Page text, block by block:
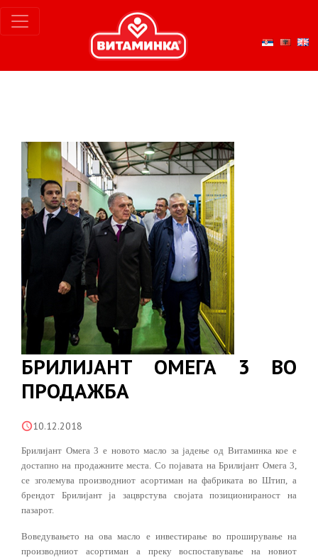
БРИЛИЈАНТ ОМЕГА 3 ВО
ПРОДАЖБА
10.12.2018
Брилијант Омега 3 е новото масло за јадење од Витаминка кое е
достапно на продажните места. Со појавата на Брилијант Омега 3,
се зголемува производниот асортиман на фабриката во Штип, а
брендот Брилијант ја зацврстува својата позиционираност на
пазарот.
Воведувањето на ова масло е инвестирање во проширување на
производниот асортиман а преку воспоставување на новиот